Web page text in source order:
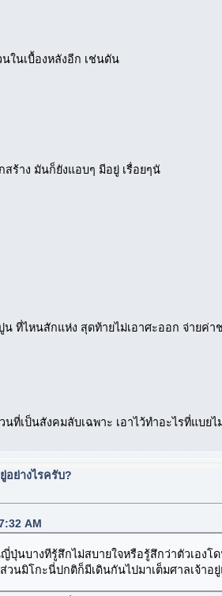
ในเบื้องหลังอีก เช่นดัน
ร้าง มันก็ยังแอบๆ มีอยู่ เรื่อยๆนั
ที่ไหนสักแห่ง สุดท้ายไม่เอาศะออก จ่ายค่า
ป็นสังคมลับเฉพาะ เอาไว้ทำอะไรที่แบยไ
อย่างไรครับ?
AM
นบางทีรู้สึกไม่สบายใจหรือรู้สึกว่าตัวเอง
นมิโกะนี่ปกติก็มีเดินกันไปมาเต็มศาลเจ้าอ